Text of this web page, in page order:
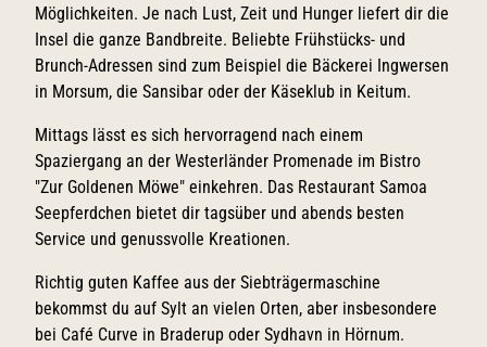
Möglichkeiten. Je nach Lust, Zeit und Hunger liefert dir die
Insel die ganze Bandbreite. Beliebte Frühstücks- und
Brunch-Adressen sind zum Beispiel die Bäckerei Ingwersen
in Morsum, die Sansibar oder der Käseklub in Keitum.
Mittags lässt es sich hervorragend nach einem
Spaziergang an der Westerländer Promenade im Bistro
"Zur Goldenen Möwe" einkehren. Das Restaurant Samoa
Seepferdchen bietet dir tagsüber und abends besten
Service und genussvolle Kreationen.
Richtig guten Kaffee aus der Siebträgermaschine
bekommst du auf Sylt an vielen Orten, aber insbesondere
bei Café Curve in Braderup oder Sydhavn in Hörnum.